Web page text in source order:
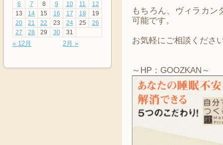
« 12月 2月 »
6
7 8 9 10 11
12
13
14 15 16 17 18
19
20
21 22 23 24 25
26
27
28 29 30 31
もちろん、ヴィラカン
可能です。
お気軽にご相談くださ
～HP：GOOZKAN～